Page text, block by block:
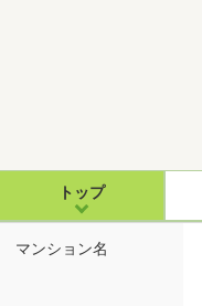
トップ
マンション名